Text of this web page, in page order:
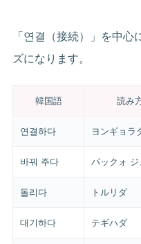
「연결（接続）」を中
ズになります。
韓国語 読み
연결하다 ヨンギョラ
바꿔 주다 パックォ ジ
돌리다 トルリダ
대기하다 テギハダ